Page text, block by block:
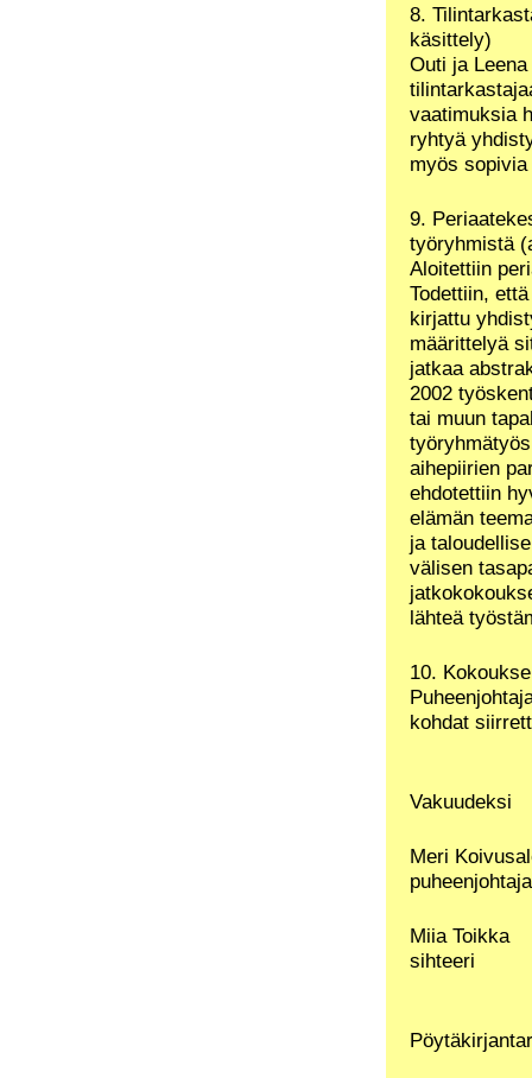
8.
käsittely)
Outi ja
vaatimuksia
ryhtyä
myös
9.
työryhmistä
Aloitettiin
Todettiin,
kirjattu
määrittelyä
jatkaa
2002
tai muun
aihepiirien
ehdotettiin
elämän
ja
välisen
lähteä
10.
kohdat
Vakuudeksi
Meri
puheenjohtaja
Miia Toikka
sihteeri